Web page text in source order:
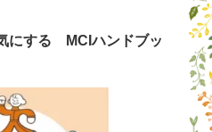
にする MCIハンドブッ